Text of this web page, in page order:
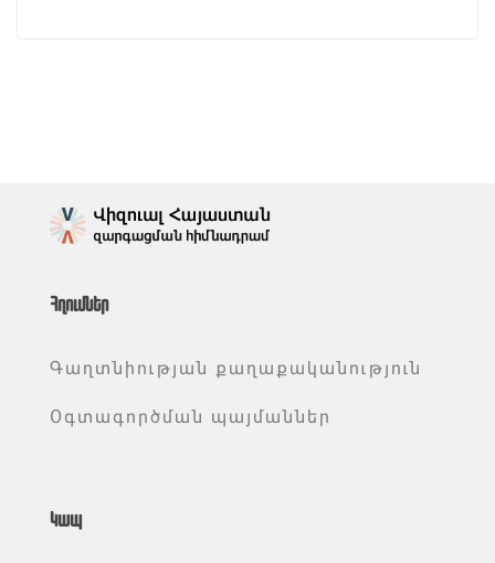
Հղումներ
Գաղտնիության քաղաքականություն
Օգտագործման պայմաններ
Կապ